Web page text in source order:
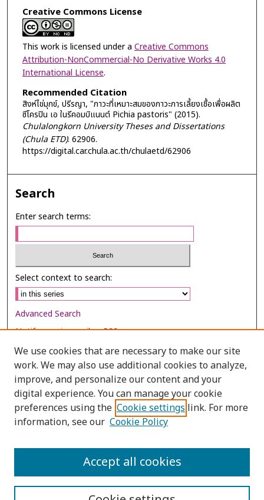
Creative Commons License
This work is licensed under a Creative Commons
Attribution-NonCommercial-No Derivative Works 4.0
International License.
Recommended Citation
สิงห์ไข่มุกข์, ปรีรญา, "ภาวะที่เหมาะสมของภาวะการเลี้ยงเชื้อเพื่อผลิต
ซีโครปิน เอ ในรีคอมบิแนนต์ Pichia pastoris" (2015).
Chulalongkorn University Theses and Dissertations
(Chula ETD). 62906.
https://digital.car.chula.ac.th/chulaetd/62906
Search
Enter search terms:
Select context to search:
Advanced Search
Notify me via email orRSS
Browse
Collections
Disciplines
Authors
We use cookies that are necessary to make our site
work. We may also use additional cookies to analyze,
improve, and personalize our content and your
digital experience. You can manage your cookie
preferences using the Cookie settings link. For more
information, see our Cookie Policy
Accept all cookies